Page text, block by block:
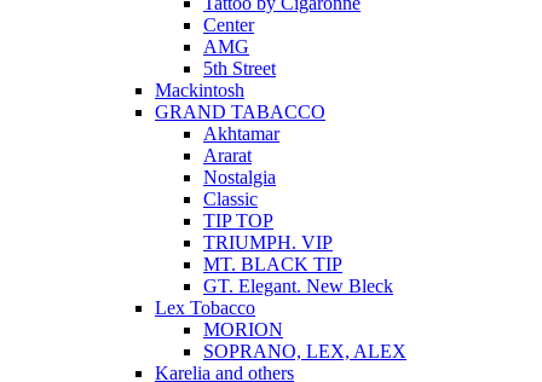
Center
AMG
5th Street
Mackintosh
GRAND TABACCO
Akhtamar
Ararat
Nostalgia
Classic
TIP TOP
TRIUMPH. VIP
MT. BLACK TIP
GT. Elegant. New Bleck
Lex Tobacco
MORION
SOPRANO, LEX, ALEX
Karelia and others